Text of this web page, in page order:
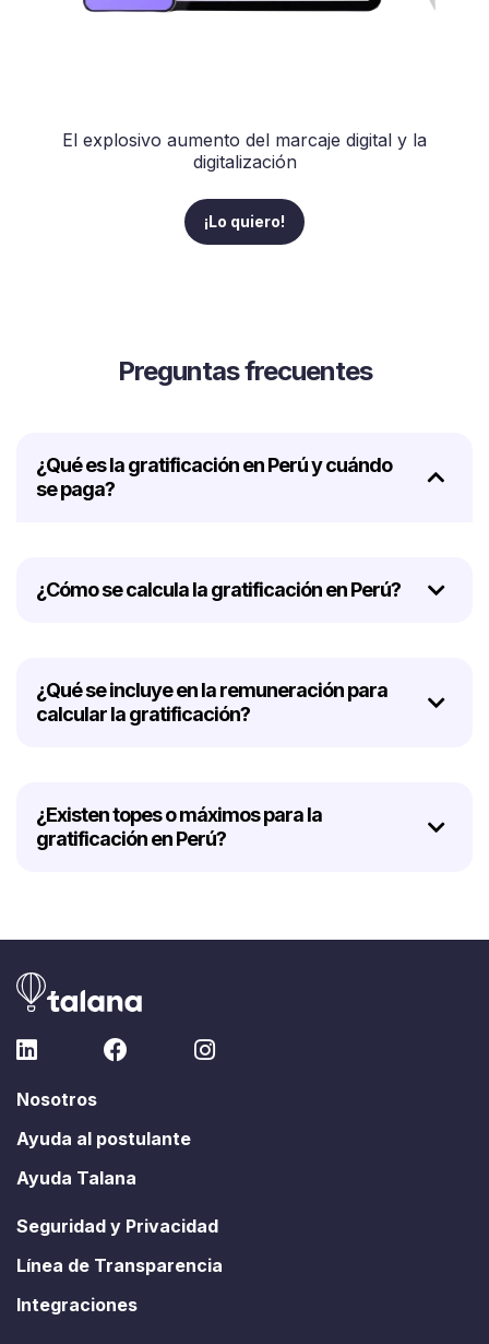
El explosivo aumento del marcaje digital y la
digitalización
¡Lo quiero!
Preguntas frecuentes
¿Qué es la gratificación en Perú y cuándo
se paga?
¿Cómo se calcula la gratificación en Perú?
¿Qué se incluye en la remuneración para
calcular la gratificación?
¿Existen topes o máximos para la
gratificación en Perú?
Nosotros
Ayuda al postulante
Ayuda Talana
Seguridad y Privacidad
Línea de Transparencia
Integraciones